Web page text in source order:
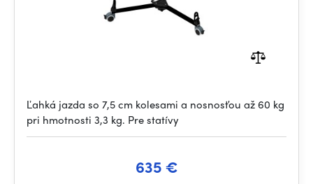
Ľahká jazda so 7,5 cm kolesami a nosnosťou až 60 kg
pri hmotnosti 3,3 kg. Pre statívy
635 €